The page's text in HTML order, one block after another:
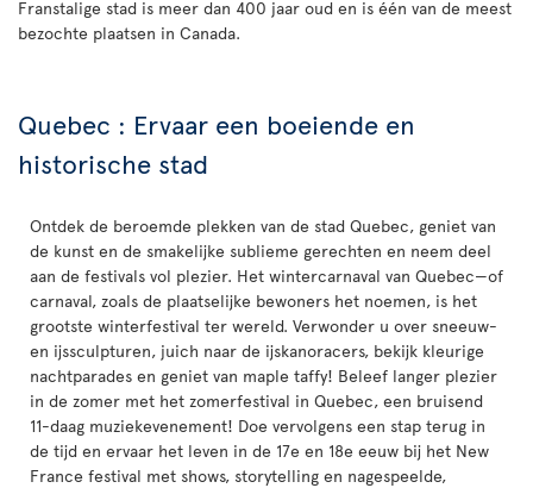
Franstalige stad is meer dan 400 jaar oud en is één van de meest
bezochte plaatsen in Canada.
Quebec : Ervaar een boeiende en
historische stad
Ontdek de beroemde plekken van de stad Quebec, geniet van
de kunst en de smakelijke sublieme gerechten en neem deel
aan de festivals vol plezier. Het wintercarnaval van Quebec—of
carnaval, zoals de plaatselijke bewoners het noemen, is het
grootste winterfestival ter wereld. Verwonder u over sneeuw-
en ijssculpturen, juich naar de ijskanoracers, bekijk kleurige
nachtparades en geniet van maple taffy! Beleef langer plezier
in de zomer met het zomerfestival in Quebec, een bruisend
11-daag muziekevenement! Doe vervolgens een stap terug in
de tijd en ervaar het leven in de 17e en 18e eeuw bij het New
France festival met shows, storytelling en nagespeelde,